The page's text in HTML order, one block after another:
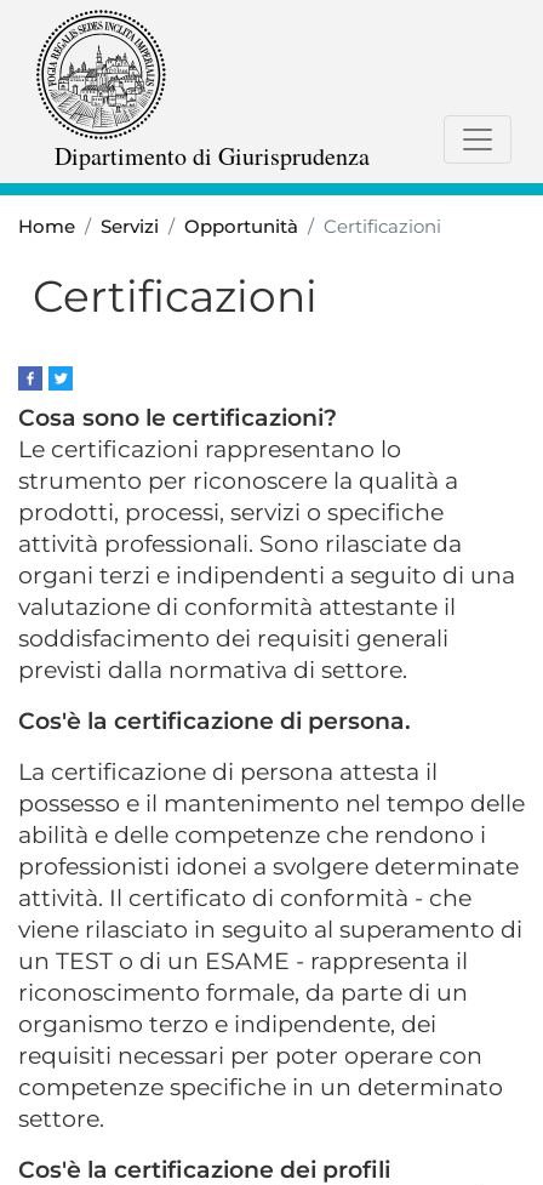
Dipartimento di Giurisprudenza
Home Servizi Opportunità Certificazioni
Certificazioni
Cosa sono le certificazioni?
Le certificazioni rappresentano lo
strumento per riconoscere la qualità a
prodotti, processi, servizi o specifiche
attività professionali. Sono rilasciate da
organi terzi e indipendenti a seguito di una
valutazione di conformità attestante il
soddisfacimento dei requisiti generali
previsti dalla normativa di settore.
Cos'è la certificazione di persona.
La certificazione di persona attesta il
possesso e il mantenimento nel tempo delle
abilità e delle competenze che rendono i
professionisti idonei a svolgere determinate
attività. Il certificato di conformità - che
viene rilasciato in seguito al superamento di
un TEST o di un ESAME - rappresenta il
riconoscimento formale, da parte di un
organismo terzo e indipendente, dei
requisiti necessari per poter operare con
competenze specifiche in un determinato
settore.
Cos'è la certificazione dei profili